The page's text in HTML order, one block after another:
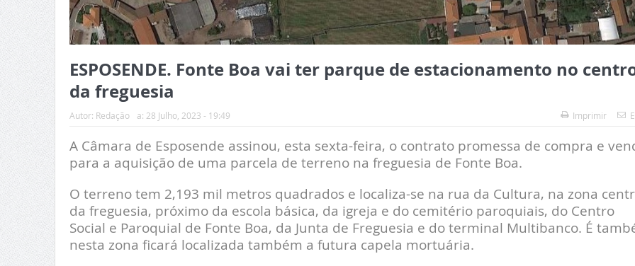
ESPOSENDE. Fonte Boa vai ter parque de estacionamento no
da freguesia
Autor: Redação a: 28 Julho, 2023 - 19:49 Imprimir
A Câmara de Esposende assinou, esta sexta-feira, o contrato promessa de compra e
para a aquisição de uma parcela de terreno na freguesia de Fonte Boa.
O terreno tem 2,193 mil metros quadrados e localiza-se na rua da Cultura, na zona
da freguesia, próximo da escola básica, da igreja e do cemitério paroquiais, do Centro
Social e Paroquial de Fonte Boa, da Junta de Freguesia e do terminal Multibanco. É
nesta zona ficará localizada também a futura capela mortuária.